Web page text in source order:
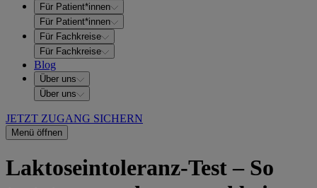
Für Patient*innen
Für Patient*innen
Für Fachkreise
Für Fachkreise
Blog
Über uns
Über uns
JETZT ZUGANG SICHERN
Menü öffnen
Laktoseintoleranz-Test – So